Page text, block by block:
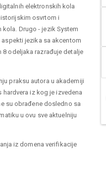
elektronskih kola
osvrtom i
Drugo - jezik System
jezika sa akcentom
8 odeljaka razrađuje detalje
praksu autora u akademiji
iz kog je izvedena
su obrađene dosledno sa
u ovu sve aktuelniju
iz domena verifikacije